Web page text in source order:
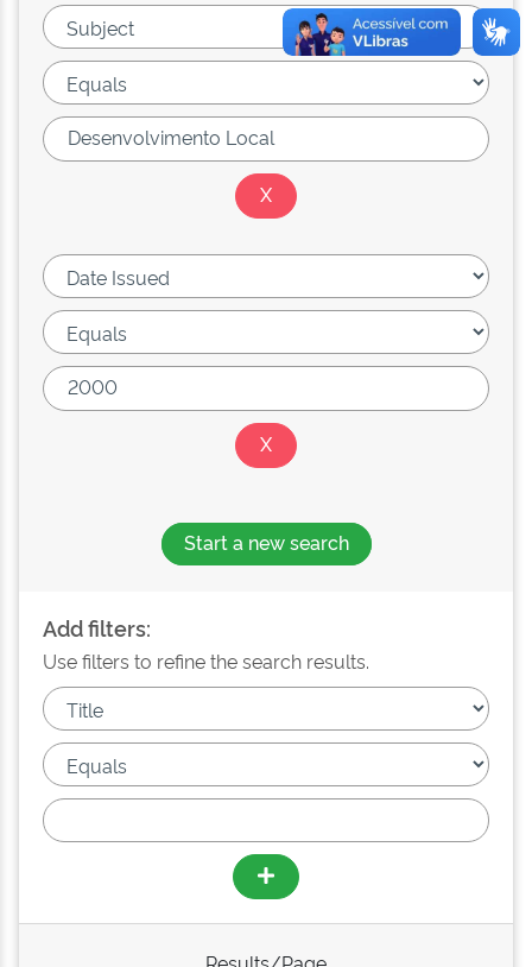
Start a new search
Add filters:
Use filters to refine the search results.